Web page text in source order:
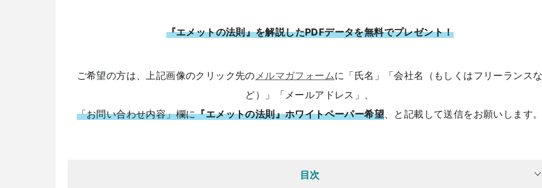
『エメットの法則』を解説したPDFデータを無料でプレゼント！
ご希望の方は、上記画像のクリック先のメルマガフォームに「氏名」「会社名（もしくはフリーランス
ど）」「メールアドレス」、
「お問い合わせ内容」欄に『エメットの法則』ホワイトペーパー希望、と記載して送信をお願いします
目次